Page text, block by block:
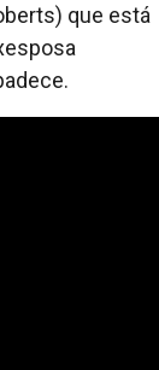
que está